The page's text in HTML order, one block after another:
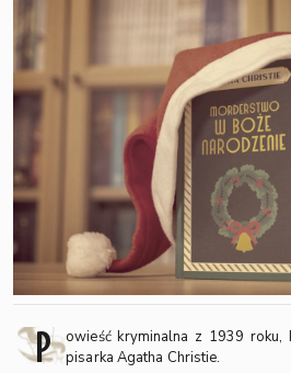
P
owieść kryminalna z 1939 roku,
pisarka Agatha Christie.